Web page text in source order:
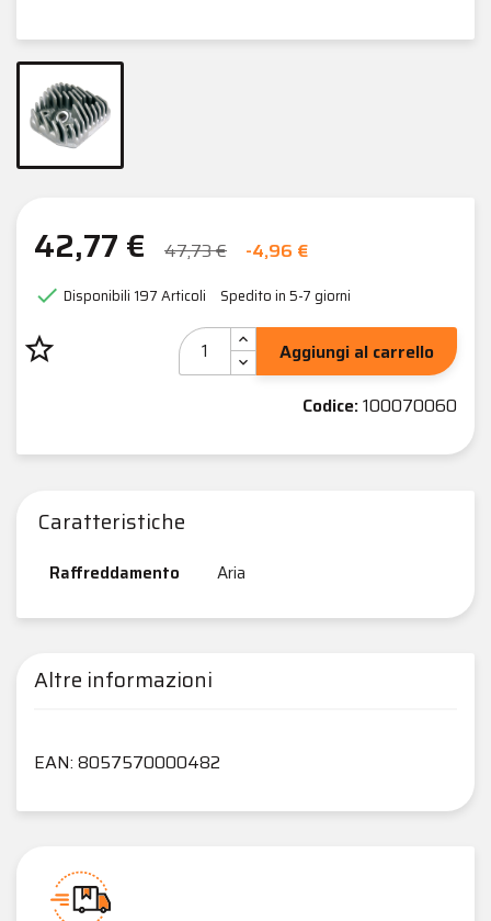
42,77 € 47,73 € -4,96 €
 Disponibili 197 Articoli Spedito in 5-7 giorni
star_border
Aggiungi al carrello
Codice:100070060
Caratteristiche
Raffreddamento Aria
Altre informazioni
EAN: 8057570000482